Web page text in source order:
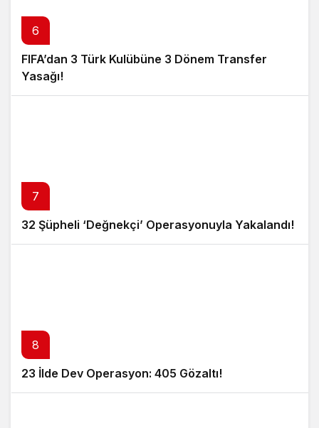
6
FIFA’dan 3 Türk Kulübüne 3 Dönem Transfer
Yasağı!
7
32 Şüpheli ‘Değnekçi’ Operasyonuyla Yakalandı!
8
23 İlde Dev Operasyon: 405 Gözaltı!